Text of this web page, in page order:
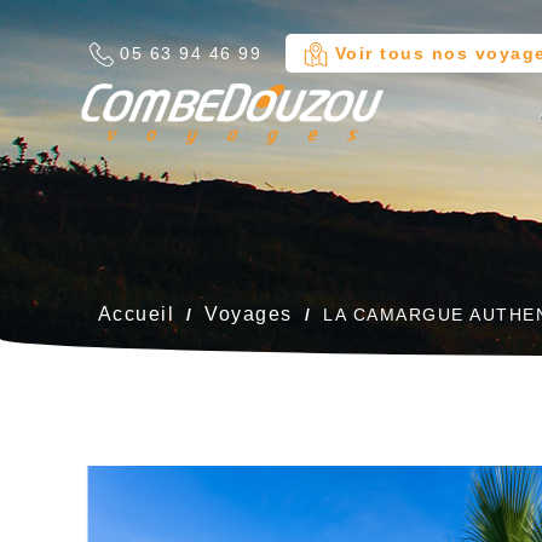
05 63 94 46 99 Voir tous nos
Accueil Voyages LA CAMARGUE